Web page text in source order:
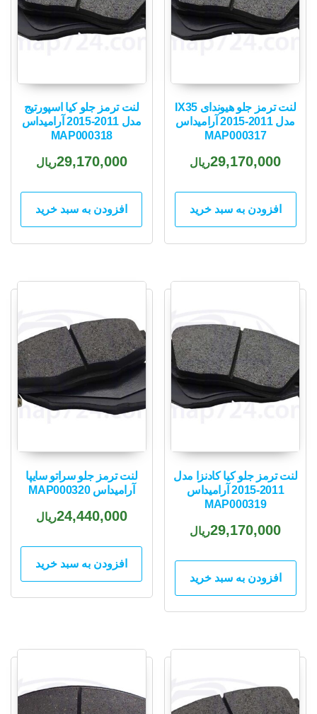
لنت ترمز جلو هیوندای IX35
مدل 2011-2015 آرامیداس
MAP000317
29,170,000ریال
افزودن به سبد خرید
لنت ترمز جلو کیا اسپورتیج
مدل 2011-2015 آرامیداس
MAP000318
29,170,000ریال
افزودن به سبد خرید
لنت ترمز جلو کیا کادنزا مدل
2011-2015 آرامیداس
MAP000319
29,170,000ریال
افزودن به سبد خرید
لنت ترمز جلو سراتو سایپا
آرامیداس MAP000320
24,440,000ریال
افزودن به سبد خرید